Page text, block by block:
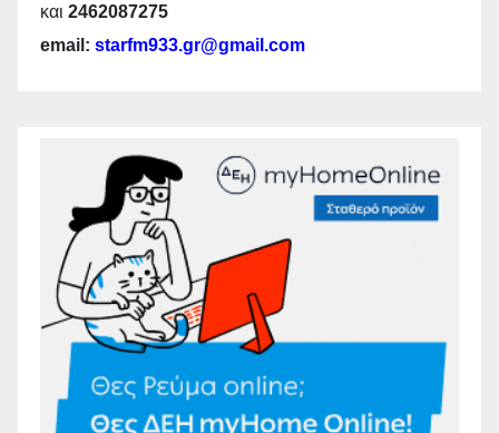
και 2462087275
email: starfm933.gr@gmail.com